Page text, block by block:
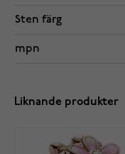
Sten färg
mpn
Liknande produkter